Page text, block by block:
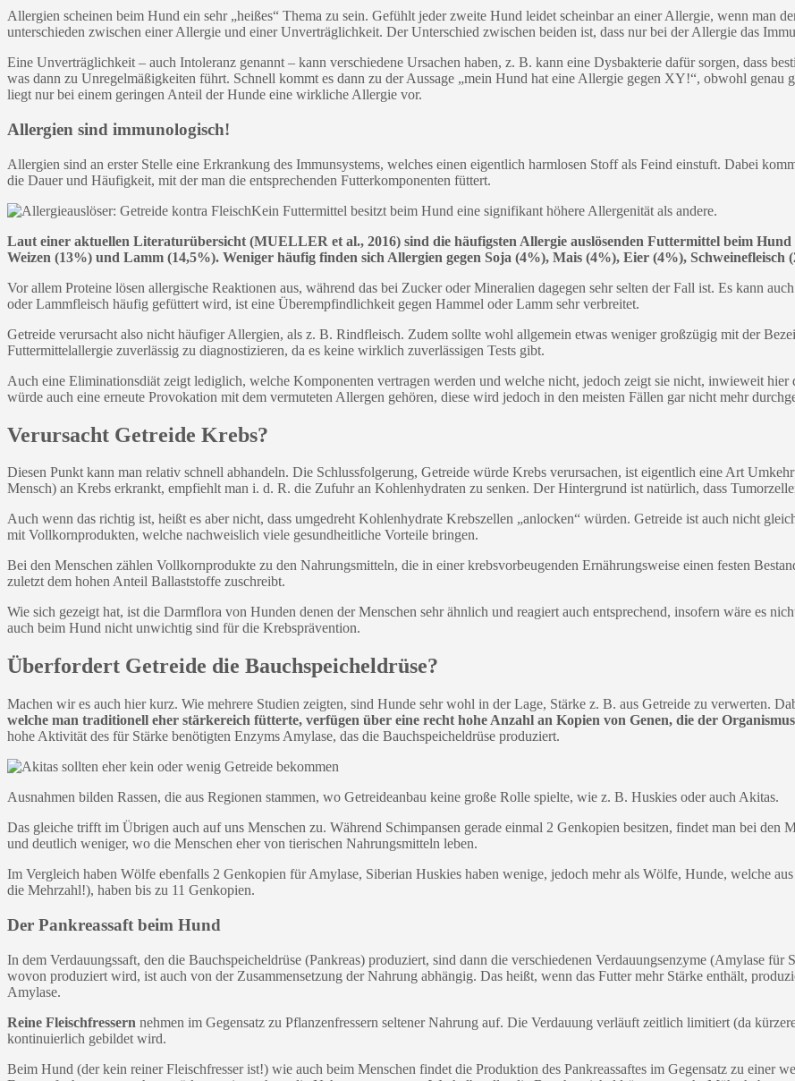
Allergien scheinen beim Hund ein sehr „heißes“ Thema zu sein. Gefühlt jeder zweite Hund leidet scheinbar an einer Allergie, wenn man
unterschieden zwischen einer Allergie und einer Unverträglichkeit. Der Unterschied zwischen beiden ist, dass nur bei der Allergie das
Eine Unverträglichkeit – auch Intoleranz genannt – kann verschiedene Ursachen haben, z. B. kann eine Dysbakterie dafür sorgen, dass
was dann zu Unregelmäßigkeiten führt. Schnell kommt es dann zu der Aussage „mein Hund hat eine Allergie gegen XY!“, obwohl
liegt nur bei einem geringen Anteil der Hunde eine wirkliche Allergie vor.
Allergien sind immunologisch!
Allergien sind an erster Stelle eine Erkrankung des Immunsystems, welches einen eigentlich harmlosen Stoff als Feind einstuft. Dabei
die Dauer und Häufigkeit, mit der man die entsprechenden Futterkomponenten füttert.
Kein Futtermittel besitzt beim Hund eine signifikant höhere Allergenität als andere.
Laut einer aktuellen Literaturübersicht (MUELLER et al., 2016) sind die häufigsten Allergie auslösenden Futtermittel beim
Weizen (13%) und Lamm (14,5%). Weniger häufig finden sich Allergien gegen Soja (4%), Mais (4%), Eier (4%), Schweinefleisch
Vor allem Proteine lösen allergische Reaktionen aus, während das bei Zucker oder Mineralien dagegen sehr selten der Fall ist. Es kann
oder Lammfleisch häufig gefüttert wird, ist eine Überempfindlichkeit gegen Hammel oder Lamm sehr verbreitet.
Getreide verursacht also nicht häufiger Allergien, als z. B. Rindfleisch. Zudem sollte wohl allgemein etwas weniger großzügig mit der
Futtermittelallergie zuverlässig zu diagnostizieren, da es keine wirklich zuverlässigen Tests gibt.
Auch eine Eliminationsdiät zeigt lediglich, welche Komponenten vertragen werden und welche nicht, jedoch zeigt sie nicht, inwieweit
würde auch eine erneute Provokation mit dem vermuteten Allergen gehören, diese wird jedoch in den meisten Fällen gar nicht mehr
Verursacht Getreide Krebs?
Diesen Punkt kann man relativ schnell abhandeln. Die Schlussfolgerung, Getreide würde Krebs verursachen, ist eigentlich eine Art
Mensch) an Krebs erkrankt, empfiehlt man i. d. R. die Zufuhr an Kohlenhydraten zu senken. Der Hintergrund ist natürlich, dass
Auch wenn das richtig ist, heißt es aber nicht, dass umgedreht Kohlenhydrate Krebszellen „anlocken“ würden. Getreide ist auch nicht
mit Vollkornprodukten, welche nachweislich viele gesundheitliche Vorteile bringen.
Bei den Menschen zählen Vollkornprodukte zu den Nahrungsmitteln, die in einer krebsvorbeugenden Ernährungsweise einen festen
zuletzt dem hohen Anteil Ballaststoffe zuschreibt.
Wie sich gezeigt hat, ist die Darmflora von Hunden denen der Menschen sehr ähnlich und reagiert auch entsprechend, insofern wäre es
auch beim Hund nicht unwichtig sind für die Krebsprävention.
Überfordert Getreide die Bauchspeicheldrüse?
Machen wir es auch hier kurz. Wie mehrere Studien zeigten, sind Hunde sehr wohl in der Lage, Stärke z. B. aus Getreide zu verwerten.
welche man traditionell eher stärkereich fütterte, verfügen über eine recht hohe Anzahl an Kopien von Genen, die der
hohe Aktivität des für Stärke benötigten Enzyms Amylase, das die Bauchspeicheldrüse produziert.
Ausnahmen bilden Rassen, die aus Regionen stammen, wo Getreideanbau keine große Rolle spielte, wie z. B. Huskies oder auch Akitas.
Das gleiche trifft im Übrigen auch auf uns Menschen zu. Während Schimpansen gerade einmal 2 Genkopien besitzen, findet man bei den
und deutlich weniger, wo die Menschen eher von tierischen Nahrungsmitteln leben.
Im Vergleich haben Wölfe ebenfalls 2 Genkopien für Amylase, Siberian Huskies haben wenige, jedoch mehr als Wölfe, Hunde, welche
die Mehrzahl!), haben bis zu 11 Genkopien.
Der Pankreassaft beim Hund
In dem Verdauungssaft, den die Bauchspeicheldrüse (Pankreas) produziert, sind dann die verschiedenen Verdauungsenzyme (Amylase
wovon produziert wird, ist auch von der Zusammensetzung der Nahrung abhängig. Das heißt, wenn das Futter mehr Stärke enthält,
Amylase.
Reine Fleischfressern nehmen im Gegensatz zu Pflanzenfressern seltener Nahrung auf. Die Verdauung verläuft zeitlich limitiert (da
kontinuierlich gebildet wird.
Beim Hund (der kein reiner Fleischfresser ist!) wie auch beim Menschen findet die Produktion des Pankreassaftes im Gegensatz zu einer